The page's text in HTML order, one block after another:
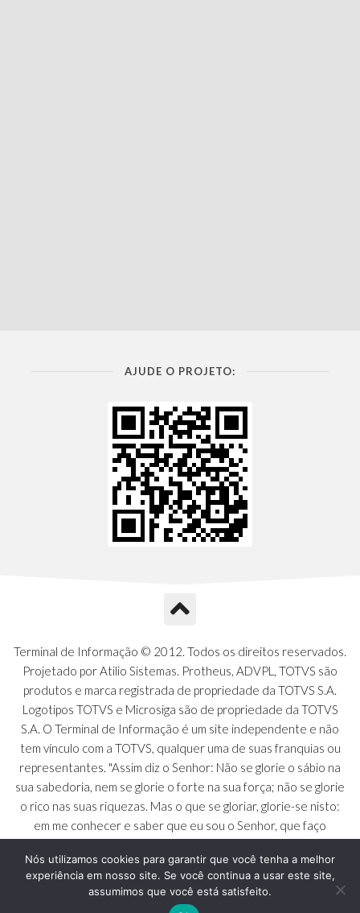
AJUDE O PROJETO:
Terminal de Informação © 2012. Todos os direitos reservados.
Projetado por Atilio Sistemas. Protheus, ADVPL, TOTVS são
produtos e marca registrada de propriedade da TOTVS S.A.
Logotipos TOTVS e Microsiga são de propriedade da TOTVS
S.A. O Terminal de Informação é um site independente e não
tem vínculo com a TOTVS, qualquer uma de suas franquias ou
representantes. "Assim diz o Senhor: Não se glorie o sábio na
sua sabedoria, nem se glorie o forte na sua força; não se glorie
o rico nas suas riquezas. Mas o que se gloriar, glorie-se nisto:
em me conhecer e saber que eu sou o Senhor, que faço
Nós utilizamos cookies para garantir que você tenha a melhor
experiência em nosso site. Se você continua a usar este site,
assumimos que você está satisfeito.